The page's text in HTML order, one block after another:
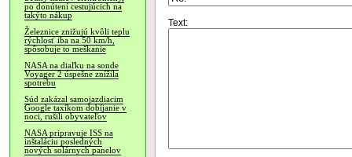
po donútení cestujúcich na
takýto nákup
Železnice znižujú kvôli teplu
rýchlosť iba na 50 km/h,
spôsobuje to meškanie
NASA na diaľku na sonde
Voyager 2 úspešne znížila
spotrebu
Súd zakázal samojazdiacim
Google taxíkom dobíjanie v
noci, rušili obyvateľov
NASA pripravuje ISS na
inštaláciu posledných
nových solárnych panelov
Text: